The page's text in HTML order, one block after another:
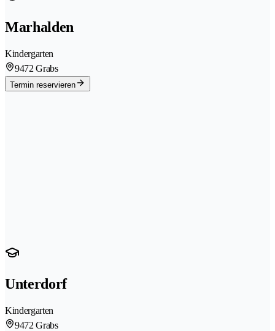
Marhalden
Kindergarten
9472 Grabs
Termin reservieren
Unterdorf
Kindergarten
9472 Grabs